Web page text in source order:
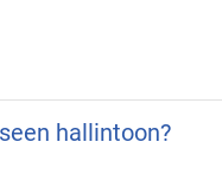
hallintoon?